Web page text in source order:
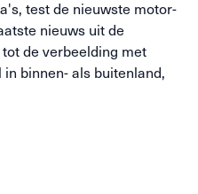
test de nieuwste motor-
nieuws uit de
de verbeelding met
binnen- als buitenland,